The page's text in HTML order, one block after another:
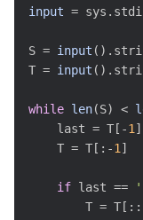
input =
S = input
T = input
while len(S) <
    last = T[-
1 ]
    T = T[:-
1 ]
if last ==
T =